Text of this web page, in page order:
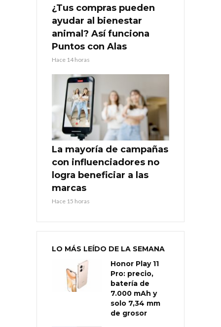
¿Tus compras pueden
ayudar al bienestar
animal? Así funciona
Puntos con Alas
Hace 14 horas
La mayoría de campañas
con influenciadores no
logra beneficiar a las
marcas
Hace 15 horas
LO MÁS LEÍDO DE LA SEMANA
Honor Play 11
Pro: precio,
batería de
7.000 mAh y
solo 7,34 mm
de grosor